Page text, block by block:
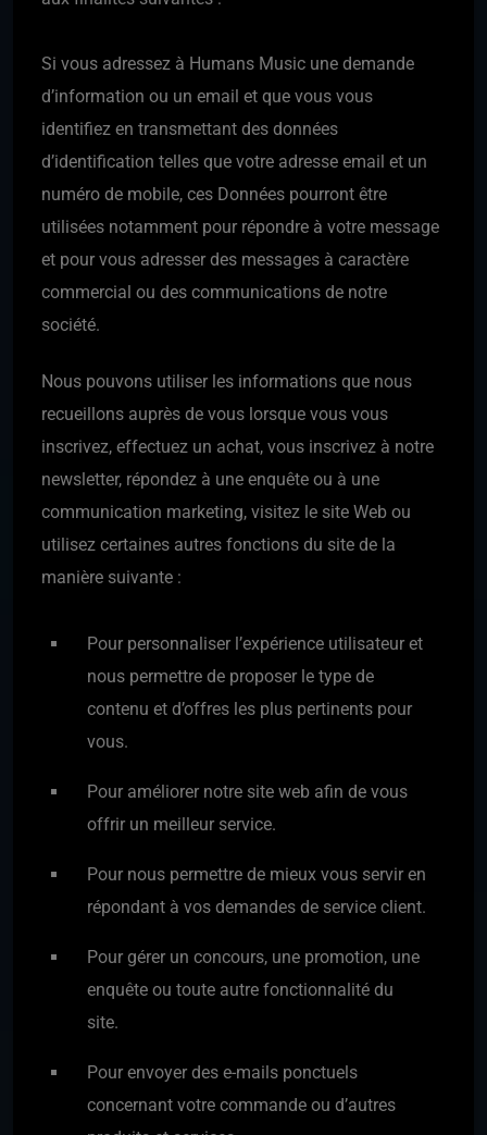
Si vous adressez à Humans Music une demande
d’information ou un email et que vous vous
identifiez en transmettant des données
d’identification telles que votre adresse email et un
numéro de mobile, ces Données pourront être
utilisées notamment pour répondre à votre message
et pour vous adresser des messages à caractère
commercial ou des communications de notre
société.
Nous pouvons utiliser les informations que nous
recueillons auprès de vous lorsque vous vous
inscrivez, effectuez un achat, vous inscrivez à notre
newsletter, répondez à une enquête ou à une
communication marketing, visitez le site Web ou
utilisez certaines autres fonctions du site de la
manière suivante :
Pour personnaliser l’expérience utilisateur et
nous permettre de proposer le type de
contenu et d’offres les plus pertinents pour
vous.
Pour améliorer notre site web afin de vous
offrir un meilleur service.
Pour nous permettre de mieux vous servir en
répondant à vos demandes de service client.
Pour gérer un concours, une promotion, une
enquête ou toute autre fonctionnalité du
site.
Pour envoyer des e-mails ponctuels
concernant votre commande ou d’autres